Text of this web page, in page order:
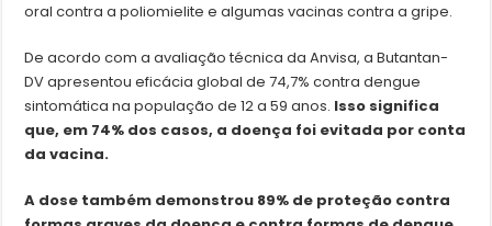
oral contra a poliomielite e algumas vacinas contra a gripe.
De acordo com a avaliação técnica da Anvisa, a Butantan-
DV apresentou eficácia global de 74,7% contra dengue
sintomática na população de 12 a 59 anos. Isso significa
que, em 74% dos casos, a doença foi evitada por conta
da vacina.
A dose também demonstrou 89% de proteção contra